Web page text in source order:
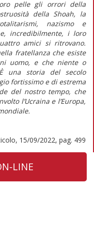
pelle gli orrori della
della Shoah, la
nazismo e
incredibilmente, i loro
amici si ritrovano.
fratellanza che esiste
uomo, e che niente o
una storia del secolo
fortissimo e di estrema
del nostro tempo, che
l’Ucraina e l’Europa,
15/09/2022, pag. 499
LINE